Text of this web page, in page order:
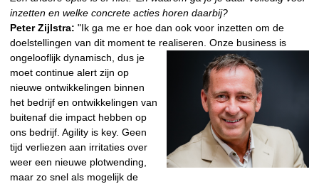
inzetten en welke concrete acties horen daarbij?
Peter Zijlstra: "Ik ga me er hoe dan ook voor inzetten om de
doelstellingen van dit moment te realiseren. Onze business is
ongelooflijk dynamisch, dus je
moet continue alert zijn op
nieuwe ontwikkelingen binnen
het bedrijf en ontwikkelingen van
buitenaf die impact hebben op
ons bedrijf. Agility is key. Geen
tijd verliezen aan irritaties over
weer een nieuwe plotwending,
maar zo snel als mogelijk de